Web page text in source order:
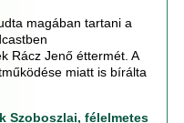
magában tartani a
Rácz Jenő éttermét. A
miatt is bírálta
Szoboszlai, félelmetes